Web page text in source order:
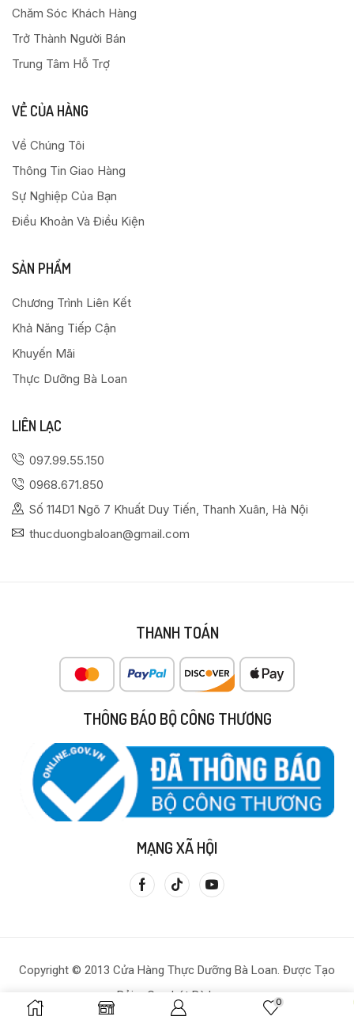
0
Chăm Sóc Khách Hàng
Trở Thành Người Bán
Trung Tâm Hỗ Trợ
VỀ CỦA HÀNG
Về Chúng Tôi
Thông Tin Giao Hàng
Sự Nghiệp Của Bạn
Điều Khoản Và Điều Kiện
SẢN PHẨM
Chương Trình Liên Kết
Khả Năng Tiếp Cận
Khuyến Mãi
Thực Dưỡng Bà Loan
LIÊN LẠC
097.99.55.150
0968.671.850
Số 114D1 Ngõ 7 Khuất Duy Tiến, Thanh Xuân, Hà Nội
thucduongbaloan@gmail.com
THANH TOÁN
THÔNG BÁO BỘ CÔNG THƯƠNG
MẠNG XÃ HỘI
Copyright © 2013 Cửa Hàng Thực Dưỡng Bà Loan. Được Tạo
Bởi – Gạo Lứt Bà Loan.